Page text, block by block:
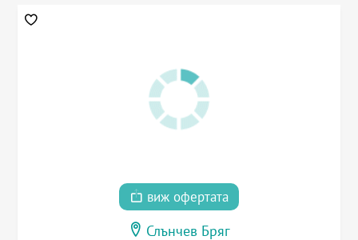
виж офертата
Слънчев Бряг